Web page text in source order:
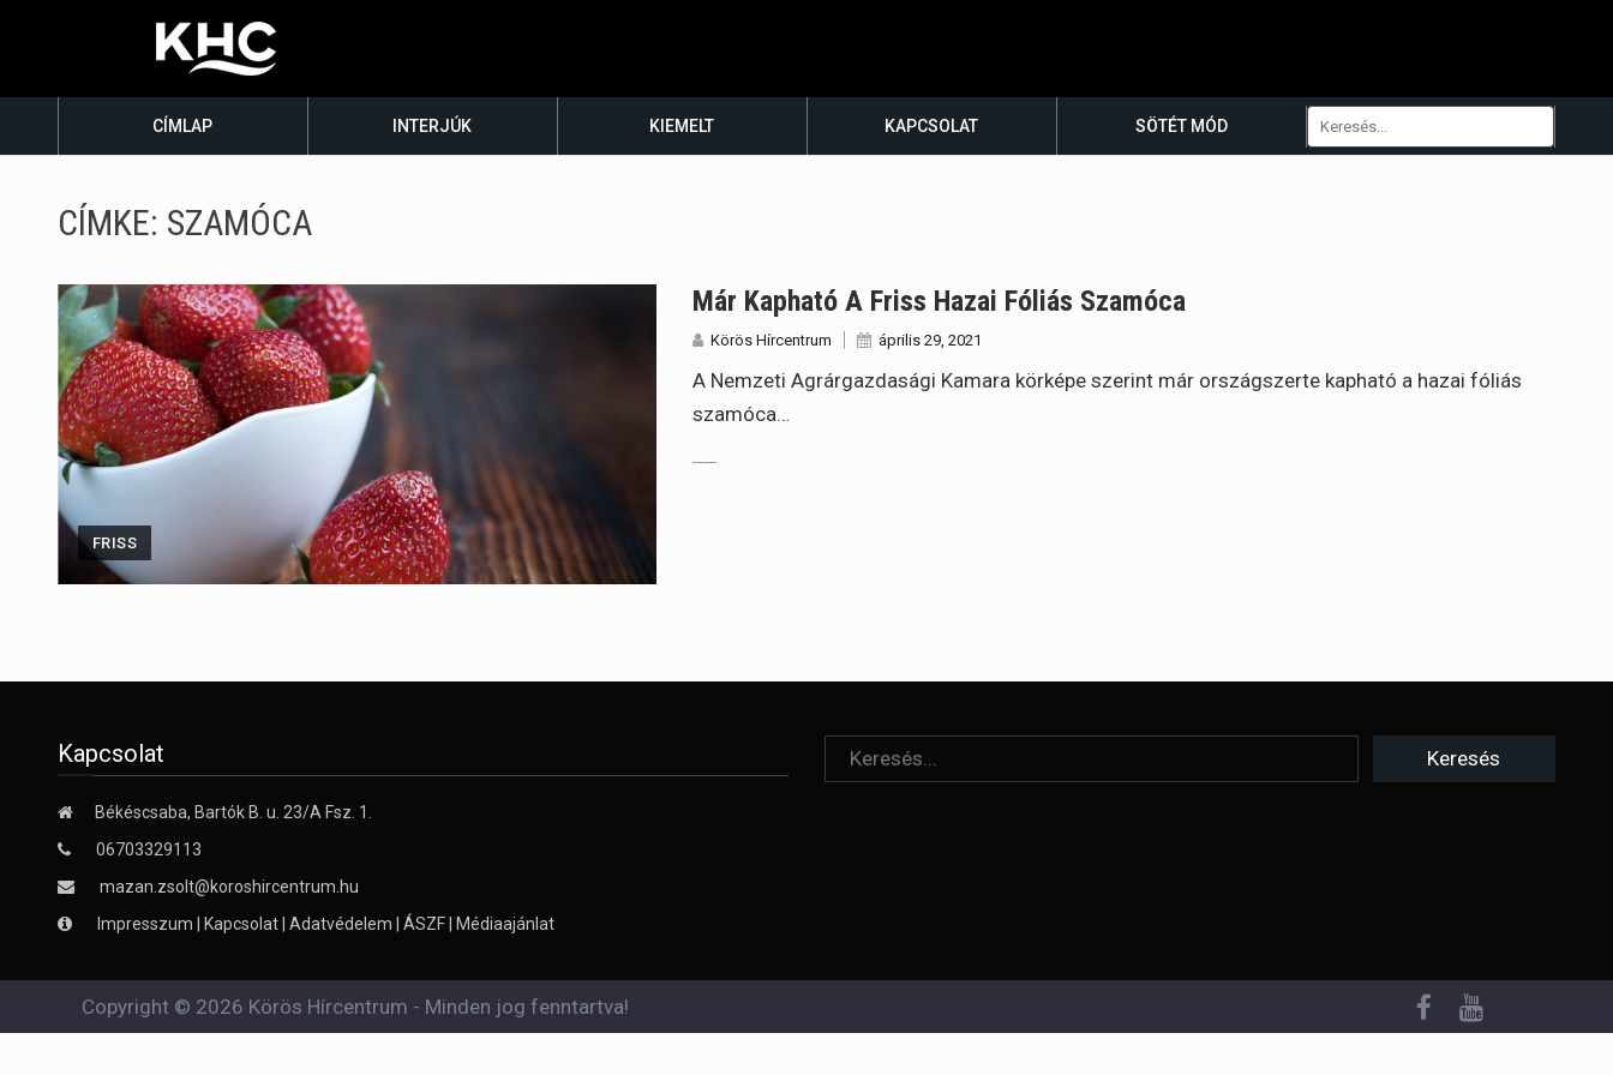
CÍMLAP INTERJÚK KIEMELT KAPCSOLAT SÖTÉT MÓD
CÍMKE: SZAMÓCA
FRISS
Már Kapható A Friss Hazai Fóliás Szamóca
Körös Hírcentrum április 29, 2021
A Nemzeti Agrárgazdasági Kamara körképe szerint már országszerte kapható a hazai fóliás
szamóca…
Kapcsolat
Békéscsaba, Bartók B. u. 23/A Fsz. 1.
06703329113
mazan.zsolt@koroshircentrum.hu
Impresszum | Kapcsolat| Adatvédelem | ÁSZF| Médiaajánlat
Copyright © 2026 Körös Hírcentrum - Minden jog fenntartva!